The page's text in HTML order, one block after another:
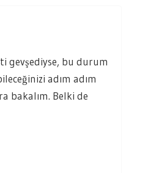
gevşediyse, bu durum
adım adım
bakalım. Belki de